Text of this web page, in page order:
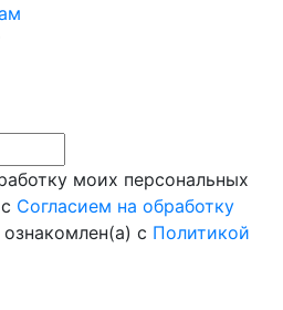
моих персональных
Согласием на обработку
ознакомлен(а) с Политикой